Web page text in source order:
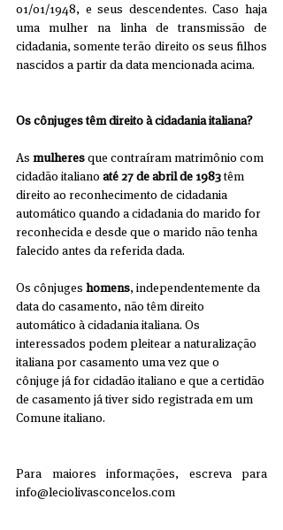
01/01/1948, e seus descendentes. Caso haja
uma mulher na linha de transmissão de
cidadania, somente terão direito os seus filhos
nascidos a partir da data mencionada acima.
Os cônjuges têm direito à cidadania italiana?
As mulheres que contraíram matrimônio com
cidadão italiano até 27 de abril de 1983 têm
direito ao reconhecimento de cidadania
automático quando a cidadania do marido for
reconhecida e desde que o marido não tenha
falecido antes da referida dada.
Os cônjuges homens, independentemente da
data do casamento, não têm direito
automático à cidadania italiana. Os
interessados podem pleitear a naturalização
italiana por casamento uma vez que o
cônjuge já for cidadão italiano e que a certidão
de casamento já tiver sido registrada em um
Comune italiano.
Para maiores informações, escreva para
info@leciolivasconcelos.com